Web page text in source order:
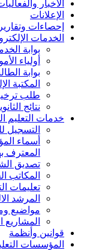
الأخبار والفعاليات
الإعلانات
إحصاءات وتقارير
الخدمات
بوابة
أولياء الأمور
بوابة
المكتبة
طلب
نتائج
خدمات التعليم
التسجيل
أسماء
المعترف بها
تصديق
المكاتب
تعليمات
المرشد
مواضيع
المشاريع
قوانين وأنظمة
المؤسسات